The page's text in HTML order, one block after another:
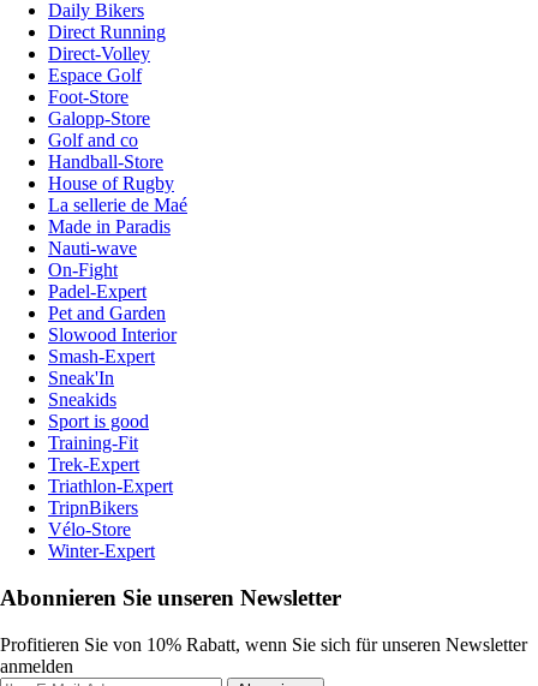
Daily Bikers
Direct Running
Direct-Volley
Espace Golf
Foot-Store
Galopp-Store
Golf and co
Handball-Store
House of Rugby
La sellerie de Maé
Made in Paradis
Nauti-wave
On-Fight
Padel-Expert
Pet and Garden
Slowood Interior
Smash-Expert
Sneak'In
Sneakids
Sport is good
Training-Fit
Trek-Expert
Triathlon-Expert
TripnBikers
Vélo-Store
Winter-Expert
Abonnieren Sie unseren Newsletter
Profitieren Sie von 10% Rabatt, wenn Sie sich für unseren Newsletter
anmelden